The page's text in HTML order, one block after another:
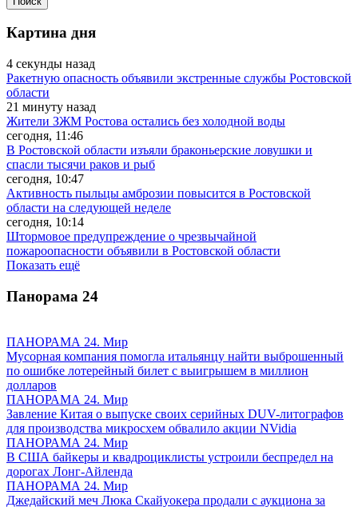
Картина дня
4 секунды назад
Ракетную опасность объявили экстренные службы Ростовской
области
21 минуту назад
Жители ЗЖМ Ростова остались без холодной воды
сегодня, 11:46
В Ростовской области изъяли браконьерские ловушки и
спасли тысячи раков и рыб
сегодня, 10:47
Активность пыльцы амброзии повысится в Ростовской
области на следующей неделе
сегодня, 10:14
Штормовое предупреждение о чрезвычайной
пожароопасности объявили в Ростовской области
Показать ещё
Панорама 24
ПАНОРАМА 24. Мир
Мусорная компания помогла итальянцу найти выброшенный
по ошибке лотерейный билет с выигрышем в миллион
долларов
ПАНОРАМА 24. Мир
Завление Китая о выпуске своих серийных DUV-литографов
для производства микросхем обвалило акции NVidia
ПАНОРАМА 24. Мир
В США байкеры и квадроциклисты устроили беспредел на
дорогах Лонг-Айленда
ПАНОРАМА 24. Мир
Джедайский меч Люка Скайуокера продали с аукциона за